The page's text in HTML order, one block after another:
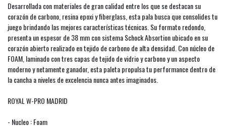
Desarrollada con materiales de gran calidad entre los que se destacan su
corazón de carbono, resina epoxi y fiberglass, esta pala busca que consolides tu
juego brindando las mejores características técnicas. Su formato redondo,
presenta un espesor de 38 mm con sistema Schock Absortion ubicado en su
corazón abierto realizado en tejido de carbono de alta densidad. Con núcleo de
FOAM, laminado con tres capas de tejido de vidrio y carbono y un aspecto
moderno y netamente ganador, esta paleta propulsa tu performance dentro de
la cancha a niveles de excelencia nunca antes imaginados.
ROYAL W-PRO MADRID
- Nucleo : Foam